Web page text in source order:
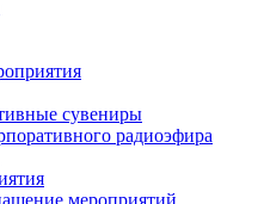
сувениры
радиоэфира
мероприятий